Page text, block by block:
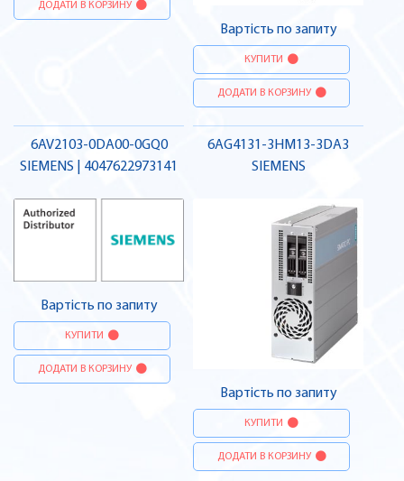
ДОДАТИ В КОРЗИНУ
Вартість по запиту
КУПИТИ
ДОДАТИ В КОРЗИНУ
6AV2103-0DA00-0GQ0
SIEMENS | 4047622973141
Вартість по запиту
КУПИТИ
ДОДАТИ В КОРЗИНУ
6AG4131-3HM13-3DA3
SIEMENS
Вартість по запиту
КУПИТИ
ДОДАТИ В КОРЗИНУ